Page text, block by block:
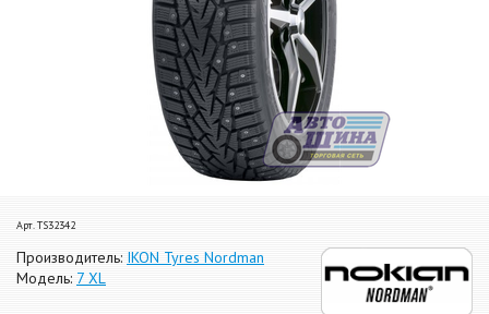
Арт. TS32342
Производитель: IKON Tyres Nordman
Модель: 7 XL